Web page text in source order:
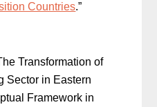
Countries.”
Transformation of
Sector in Eastern
Framework in